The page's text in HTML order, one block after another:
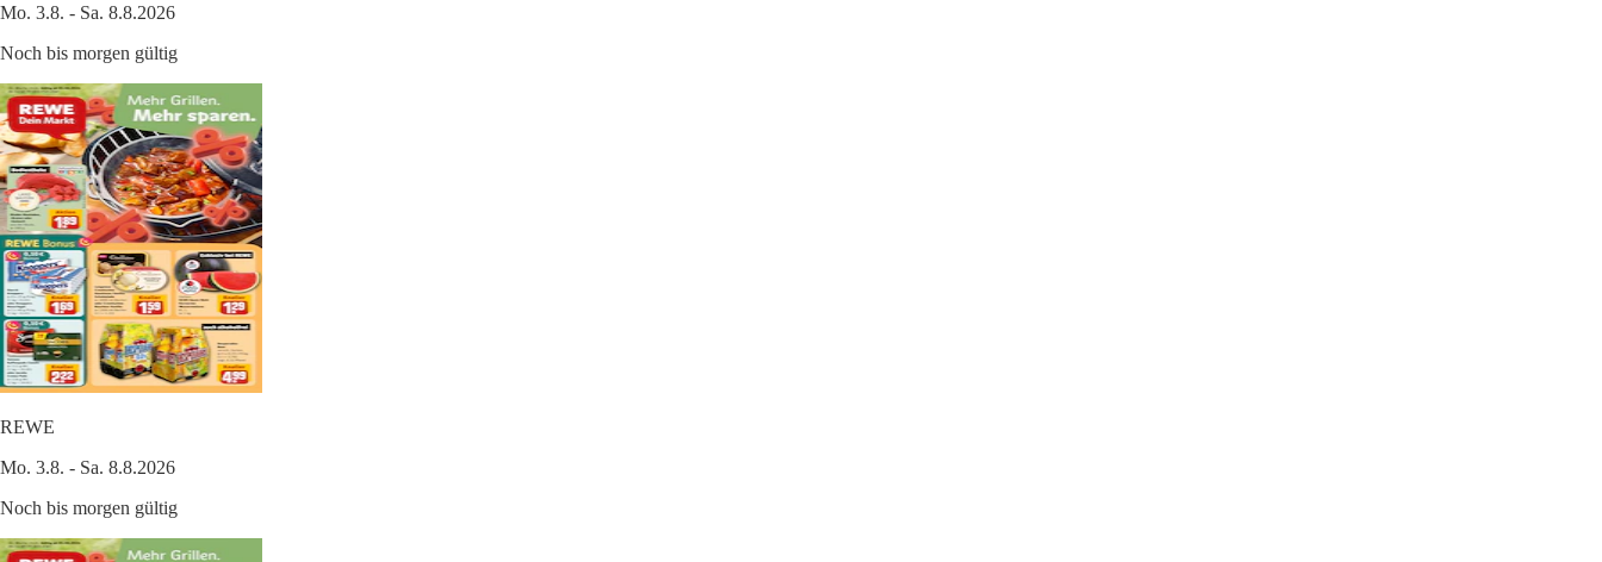
Mo. 3.8. - Sa. 8.8.2026
Noch bis morgen gültig
REWE
Mo. 3.8. - Sa. 8.8.2026
Noch bis morgen gültig